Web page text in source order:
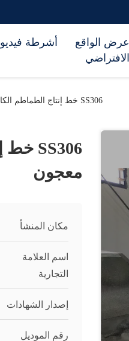
أشرطة فيديو
عرض الواقع
الافتراضي
SS306 خط إنتاج الطماطم الكامل تركيز 500kw معجون
معجون
مكان المنشأ
اسم العلامة
التجارية
إصدار الشهادات
رقم الموديل